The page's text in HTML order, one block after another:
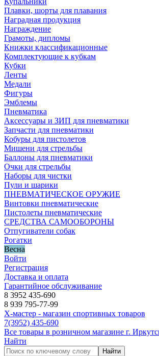
Плавки, шорты для плавания
Наградная продукция
Награждение
Грамоты, дипломы
Книжки классификационные
Комплектующие к кубкам
Кубки
Ленты
Медали
Фигуры
Эмблемы
Пневматика
Аксессуары и ЗИП для пневматики
Запчасти для пневматики
Кобуры для пистолетов
Мишени для стрельбы
Баллоны для пневматики
Очки для стрельбы
Наборы для чистки
Пули и шарики
ПНЕВМАТИЧЕСКОЕ ОРУЖИЕ
Винтовки пневматические
Пистолеты пневматические
СРЕДСТВА САМООБОРОНЫ
Отпугиватели собак
Рогатки
Весна
Войти
Регистрация
Доставка и оплата
Гарантийное обслуживание
8 3952 435-690
8 939 795-77-99
Х-мастер - магазин спортивных товаров
7(3952) 435-690
Все товары в розничном магазине г.
Найти
Найти